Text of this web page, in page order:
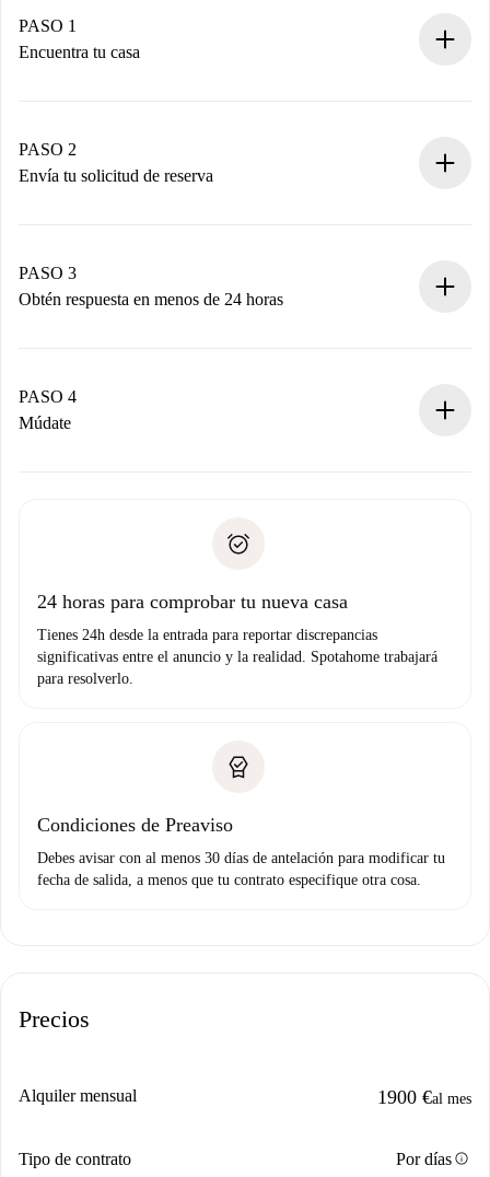
PASO 1
Encuentra tu casa
Tienes toda la información necesaria por adelantado.
PASO 2
Envía tu solicitud de reserva
propietario acepte.
PASO 3
Obtén respuesta en menos de 24 horas
contacto con el propietario.
Si es rechazada: No te haremos ningún cargo y te
Prueba de solvencia
PASO 4
Múdate
no nos comunicas ningún problema.
24 horas para comprobar tu nueva casa
Tienes 24h desde la entrada para reportar discrepancias
significativas entre el anuncio y la realidad. Spotahome trabajará
para resolverlo.
Condiciones de Preaviso
Debes avisar con al menos 30 días de antelación para modificar tu
fecha de salida, a menos que tu contrato especifique otra cosa.
Precios
Alquiler mensual 1900 €al mes
Tipo de contrato Por díasinfo